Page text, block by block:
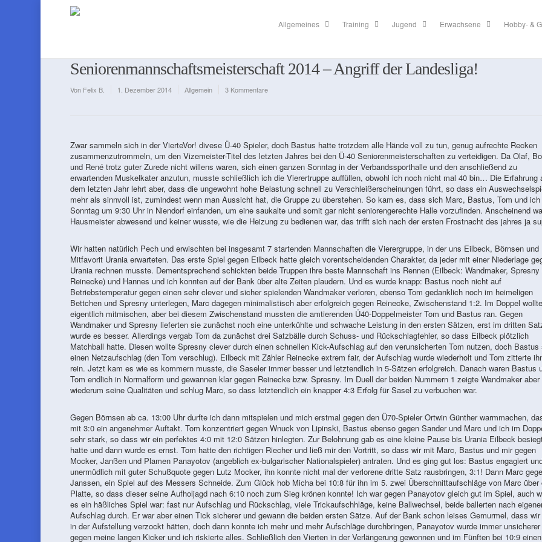
Allgemeines Training Jugend Erwachsene Hobby- &
Seniorenmannschaftsmeisterschaft 2014 – Angriff der Landesliga!
Von Felix B. 1. Dezember 2014 Allgemein 3 Kommentare
Zwar sammeln sich in der VierteVor! divese Ü-40 Spieler, doch Bastus hatte trotzdem alle Hände voll zu tun, genug aufrechte Recken
zusammenzutrommeln, um den Vizemeister-Titel des letzten Jahres bei den Ü-40 Seniorenmeisterschaften zu verteidigen. Da Olaf,
und René trotz guter Zurede nicht willens waren, sich einen ganzen Sonntag in der Verbandssporthalle und den anschließend zu
erwartenden Muskelkater anzutun, musste schließlich ich die Vierertruppe auffüllen, obwohl ich noch nicht mal 40 bin… Die Erfahrung
dem letzten Jahr lehrt aber, dass die ungewohnt hohe Belastung schnell zu Verschleißerscheinungen führt, so dass ein
mehr als sinnvoll ist, zumindest wenn man Aussicht hat, die Gruppe zu überstehen. So kam es, dass sich Marc, Bastus, Tom und ich
Sonntag um 9:30 Uhr in Niendorf einfanden, um eine saukalte und somit gar nicht seniorengerechte Halle vorzufinden. Anscheinend
Hausmeister abwesend und keiner wusste, wie die Heizung zu bedienen war, das trifft sich nach der ersten Frostnacht des jahres ja
Wir hatten natürlich Pech und erwischten bei insgesamt 7 startenden Mannschaften die Vierergruppe, in der uns Eilbeck, Börnsen und
Mitfavorit Urania erwarteten. Das erste Spiel gegen Eilbeck hatte gleich vorentscheidenden Charakter, da jeder mit einer Niederlage
Urania rechnen musste. Dementsprechend schickten beide Truppen ihre beste Mannschaft ins Rennen (Eilbeck: Wandmaker, Spresny
Reinecke) und Hannes und ich konnten auf der Bank über alte Zeiten plaudern. Und es wurde knapp: Bastus noch nicht auf
Betriebstemperatur gegen einen sehr clever und sicher spielenden Wandmaker verloren, ebenso Tom gedanklich noch im heimeligen
Bettchen und Spresny unterlegen, Marc dagegen minimalistisch aber erfolgreich gegen Reinecke, Zwischenstand 1:2. Im Doppel
eigentlich mitmischen, aber bei diesem Zwischenstand mussten die amtierenden Ü40-Doppelmeister Tom und Bastus ran. Gegen
Wandmaker und Spresny lieferten sie zunächst noch eine unterkühlte und schwache Leistung in den ersten Sätzen, erst im dritten
wurde es besser. Allerdings vergab Tom da zunächst drei Satzbälle durch Schuss- und Rückschlagfehler, so dass Eilbeck plötzlich
Matchball hatte. Diesen wollte Spresny clever durch einen schnellen Kick-Aufschlag auf den verunsicherten Tom nutzen, doch Bastus
einen Netzaufschlag (den Tom verschlug). Eilbeck mit Zähler Reinecke extrem fair, der Aufschlag wurde wiederholt und Tom zitterte
rein. Jetzt kam es wie es kommern musste, die Saseler immer besser und letztendlich in 5-Sätzen erfolgreich. Danach waren Bastus
Tom endlich in Normalform und gewannen klar gegen Reinecke bzw. Spresny. Im Duell der beiden Nummern 1 zeigte Wandmaker aber
wiederum seine Qualitäten und schlug Marc, so dass letztendlich ein knapper 4:3 Erfolg für Sasel zu verbuchen war.
Gegen Börnsen ab ca. 13:00 Uhr durfte ich dann mitspielen und mich erstmal gegen den Ü70-Spieler Ortwin Günther warmmachen,
mit 3:0 ein angenehmer Auftakt. Tom konzentriert gegen Wnuck von Lipinski, Bastus ebenso gegen Sander und Marc und ich im
sehr stark, so dass wir ein perfektes 4:0 mit 12:0 Sätzen hinlegten. Zur Belohnung gab es eine kleine Pause bis Urania Eilbeck
hatte und dann wurde es ernst. Tom hatte den richtigen Riecher und ließ mir den Vortritt, so dass wir mit Marc, Bastus und mir gegen
Mocker, Janßen und Plamen Panayotov (angeblich ex-bulgarischer Nationalspieler) antraten. Und es ging gut los: Bastus engagiert
unermüdlich mit guter Schußquote gegen Lutz Mocker, ihn konnte nicht mal der verlorene dritte Satz rausbringen, 3:1! Dann Marc
Janssen, ein Spiel auf des Messers Schneide. Zum Glück hob Micha bei 10:8 für ihn im 5. zwei Überschnittaufschläge von Marc über
Platte, so dass dieser seine Aufholjagd nach 6:10 noch zum Sieg krönen konnte! Ich war gegen Panayotov gleich gut im Spiel, auch
es ein häßliches Spiel war: fast nur Aufschlag und Rückschlag, viele Trickaufschhläge, keine Ballwechsel, beide ballerten nach
Aufschlag durch. Er war aber einen Tick sicherer und gewann die beiden ersten Sätze. Auf der Bank schon leises Gemurmel, dass wir
in der Aufstellung verzockt hätten, doch dann konnte ich mehr und mehr Aufschläge durchbringen, Panayotov wurde immer unsicherer
gegen meine langen Kicker und ich riskierte alles. Schließlich den Vierten in der Verlängerung gewonnen und im Fünften bei 10:9 einen